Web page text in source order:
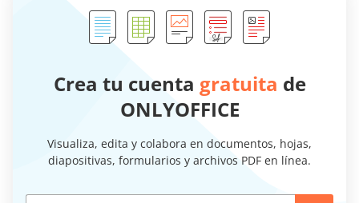
Crea tu cuenta gratuita de
ONLYOFFICE
Visualiza, edita y colabora en documentos, hojas,
diapositivas, formularios y archivos PDF en línea.